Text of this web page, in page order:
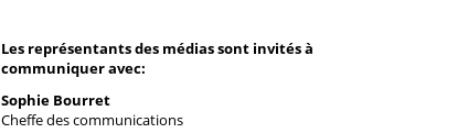
Les représentants des médias sont invités à
communiquer avec:
Sophie Bourret
Cheffe des communications